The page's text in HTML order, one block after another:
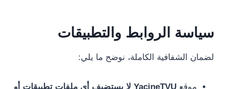
سياسة الروابط والتطبيقات
لضمان الشفافية الكاملة، نوضح ما يلي:
موقع
YacineTVU لا يستضيف أي ملفات تطبيقات أو